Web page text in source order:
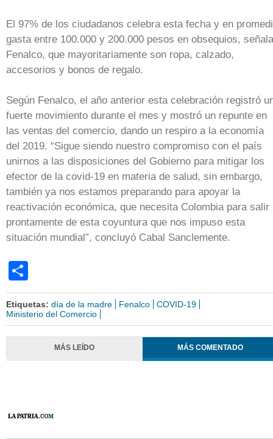
El 97% de los ciudadanos celebra esta fecha y en
gasta entre 100.000 y 200.000 pesos en obsequios, señala
Fenalco, que mayoritariamente son ropa, calzado,
accesorios y bonos de regalo.
Según Fenalco, el año anterior esta celebración registró
fuerte movimiento durante el mes y mostró un repunte en
las ventas del comercio, dando un respiro a la economía
del 2019. “Sigue siendo nuestro compromiso con el país
unirnos a las disposiciones del Gobierno para mitigar los
efector de la covid-19 en materia de salud, sin embargo,
también ya nos estamos preparando para apoyar la
reactivación económica, que necesita Colombia para salir
prontamente de esta coyuntura que nos impuso esta
situación mundial”, concluyó Cabal Sanclemente.
Etiquetas: día de la madre Fenalco
COVID-19
Ministerio del Comercio
MÁS LEÍDO MÁS COMENTADO